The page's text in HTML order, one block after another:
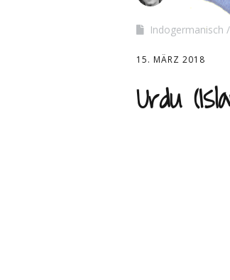
Indogermanisch
15. MÄRZ 2018
Urdu